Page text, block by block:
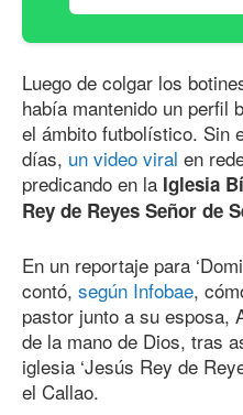
Luego de colgar los
había mantenido un perfil
el ámbito futbolístico. Sin
días, un video viral en
predicando en la Iglesia
Rey de Reyes Señor de
En un reportaje para
contó, según Infobae,
pastor junto a su esposa,
de la mano de Dios, tras
iglesia ‘Jesús Rey de
el Callao.